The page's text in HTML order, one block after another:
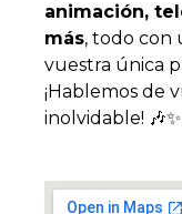
animación,
más, todo con
vuestra única
¡Hablemos de
inolvidable! 🎶✨